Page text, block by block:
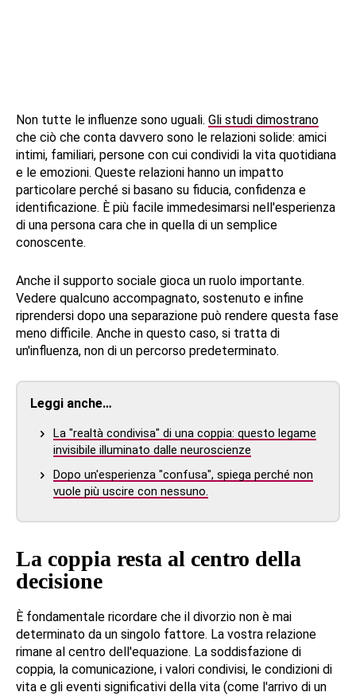
Non tutte le influenze sono uguali. Gli studi dimostrano
che ciò che conta davvero sono le relazioni solide: amici
intimi, familiari, persone con cui condividi la vita quotidiana
e le emozioni. Queste relazioni hanno un impatto
particolare perché si basano su fiducia, confidenza e
identificazione. È più facile immedesimarsi nell'esperienza
di una persona cara che in quella di un semplice
conoscente.
Anche il supporto sociale gioca un ruolo importante.
Vedere qualcuno accompagnato, sostenuto e infine
riprendersi dopo una separazione può rendere questa fase
meno difficile. Anche in questo caso, si tratta di
un'influenza, non di un percorso predeterminato.
Leggi anche…
La "realtà condivisa" di una coppia: questo legame
invisibile illuminato dalle neuroscienze
Dopo un'esperienza "confusa", spiega perché non
vuole più uscire con nessuno.
La coppia resta al centro della
decisione
È fondamentale ricordare che il divorzio non è mai
determinato da un singolo fattore. La vostra relazione
rimane al centro dell'equazione. La soddisfazione di
coppia, la comunicazione, i valori condivisi, le condizioni di
vita e gli eventi significativi della vita (come l'arrivo di un